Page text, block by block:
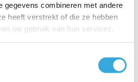
gegevens combineren met andere
heeft verstrekt of die ze hebben
uw gebruik van hun services.